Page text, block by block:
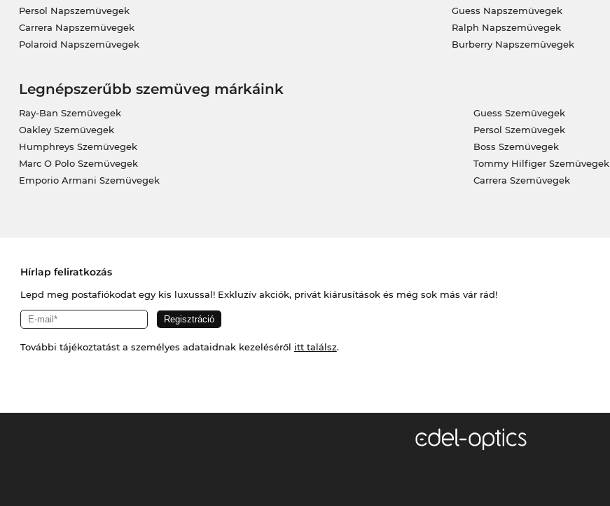
Persol Napszemüvegek
Carrera Napszemüvegek
Polaroid Napszemüvegek
Guess Napszemüvegek
Ralph Napszemüvegek
Burberry Napszemüvegek
Legnépszerűbb szemüveg márkáink
Ray-Ban Szemüvegek
Oakley Szemüvegek
Humphreys Szemüvegek
Marc O Polo Szemüvegek
Emporio Armani Szemüvegek
Guess Szemüvegek
Persol Szemüvegek
Boss Szemüvegek
Tommy Hilfiger Szemüvegek
Carrera Szemüvegek
Hírlap feliratkozás
Lepd meg postafiókodat egy kis luxussal! Exkluzív akciók, privát kiárusítások és még sok más vár rád!
További tájékoztatást a személyes adataidnak kezeléséről itt találsz.